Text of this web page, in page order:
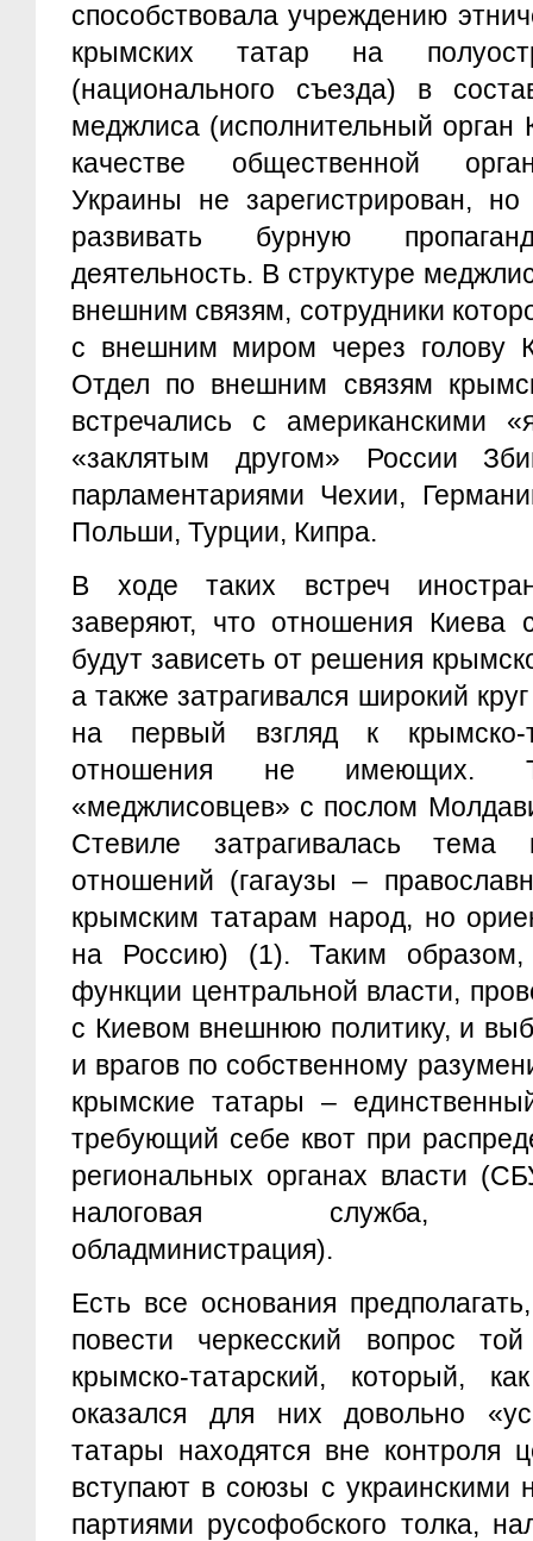
способствовала учреждению
крымских татар на
(национального съезда) в
меджлиса (исполнительный орган
качестве общественной
Украины не зарегистрирован,
развивать бурную
деятельность. В структуре
внешним связям, сотрудники
с внешним миром через голову
Отдел по внешним связям
встречались с американскими
«заклятым другом» России
парламентариями Чехии,
Польши, Турции, Кипра.
В ходе таких встреч
заверяют, что отношения Киева
будут зависеть от решения
а также затрагивался широкий
на первый взгляд к крымско-
отношения не имеющих.
«меджлисовцев» с послом
Стевиле затрагивалась тема
отношений (гагаузы –
крымским татарам народ, но
на Россию) (1). Таким образом,
функции центральной власти,
с Киевом внешнюю политику, и
и врагов по собственному
крымские татары –
требующий себе квот при
региональных органах власти
налоговая служба,
обладминистрация).
Есть все основания
повести черкесский вопрос
крымско-татарский, который,
оказался для них довольно
татары находятся вне контроля
вступают в союзы с украинскими
партиями русофобского толка,